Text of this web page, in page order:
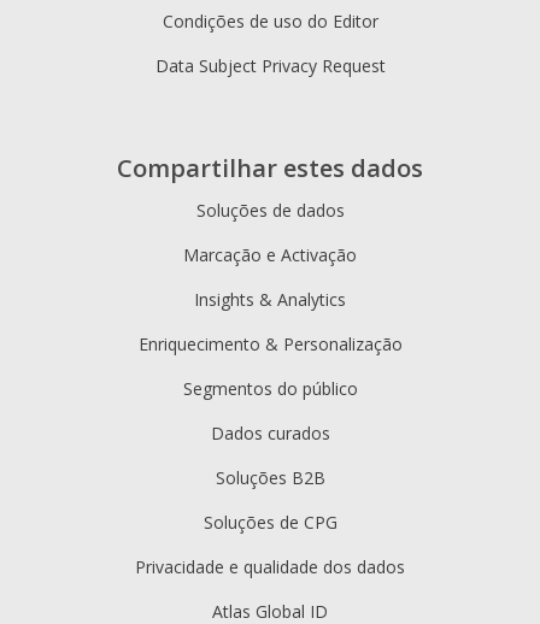
Compartilhar estes dados
Soluções de dados
Marcação e Activação
Insights & Analytics
Enriquecimento & Personalização
Segmentos do público
Dados curados
Soluções B2B
Soluções de CPG
Privacidade e qualidade dos dados
Atlas Global ID
Condições de uso do Editor
Data Subject Privacy Request